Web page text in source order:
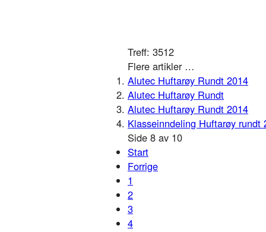
Treff: 3512
Flere artikler …
Alutec Huftarøy Rundt 2014
Alutec Huftarøy Rundt
Alutec Huftarøy Rundt 2014
Klasseinndeling Huftarøy rundt
Side 8 av 10
Start
Forrige
1
2
3
4